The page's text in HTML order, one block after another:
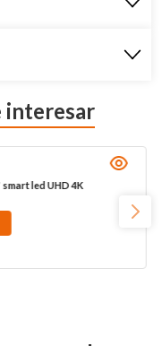
interesar
led UHD 4K